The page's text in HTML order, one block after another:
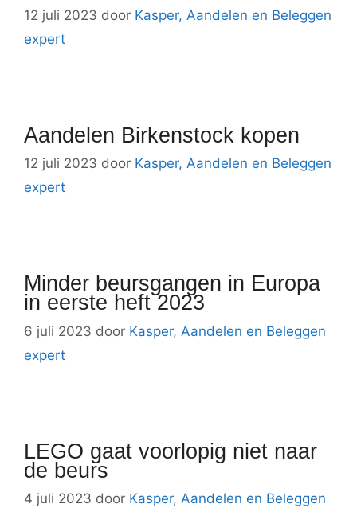
12 juli 2023 door Kasper, Aandelen en Beleggen
expert
Aandelen Birkenstock kopen
12 juli 2023 door Kasper, Aandelen en Beleggen
expert
Minder beursgangen in Europa
in eerste heft 2023
6 juli 2023 door Kasper, Aandelen en Beleggen
expert
LEGO gaat voorlopig niet naar
de beurs
4 juli 2023 door Kasper, Aandelen en Beleggen